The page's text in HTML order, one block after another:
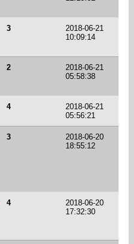
3
2018-06-21
10:09:14
2
2018-06-21
05:58:38
4
2018-06-21
05:56:21
3
2018-06-20
18:55:12
4
2018-06-20
17:32:30